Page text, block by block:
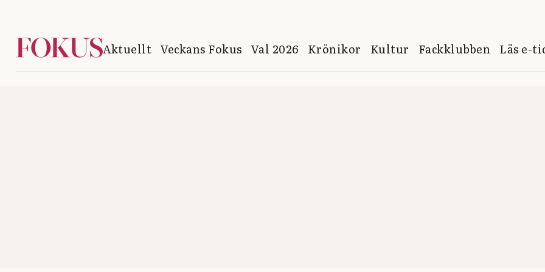
Aktuellt Veckans Fokus Val 2026 Krönikor Kultur Fackklubben Läs e-